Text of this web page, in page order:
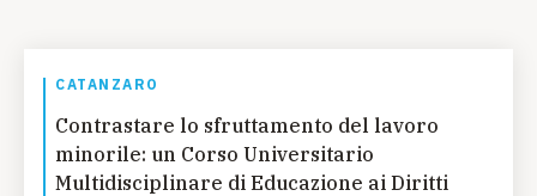
CATANZARO
Contrastare lo sfruttamento del lavoro
minorile: un Corso Universitario
Multidisciplinare di Educazione ai Diritti